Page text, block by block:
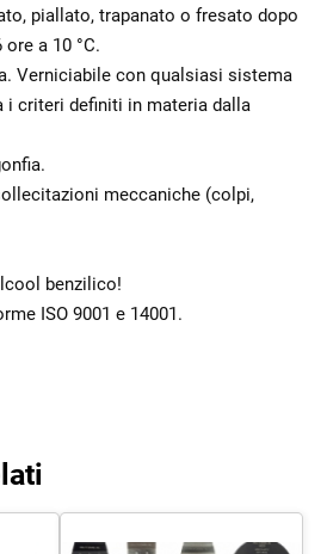
piallato, trapanato o fresato dopo
a 10 °C.
Verniciabile con qualsiasi sistema
i criteri definiti in materia dalla
meccaniche (colpi,
benzilico!
ISO 9001 e 14001.